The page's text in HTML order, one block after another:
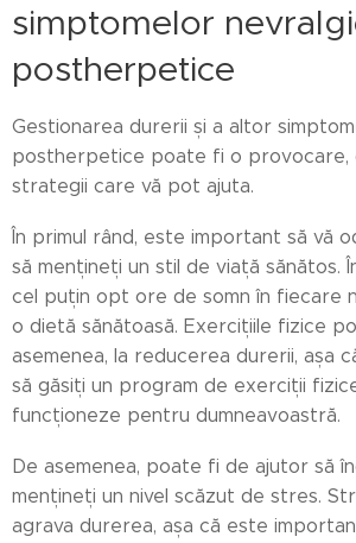
simptomelor
postherpetice
Gestionarea durerii și a altor
postherpetice poate fi o provocare,
strategii care vă pot ajuta.
În primul rând, este important să vă
să mențineți un stil de viață sănătos.
cel puțin opt ore de somn în fiecare
o dietă sănătoasă. Exercițiile fizice
asemenea, la reducerea durerii, așa
să găsiți un program de exerciții
funcționeze pentru dumneavoastră.
De asemenea, poate fi de ajutor să
mențineți un nivel scăzut de stres.
agrava durerea, așa că este